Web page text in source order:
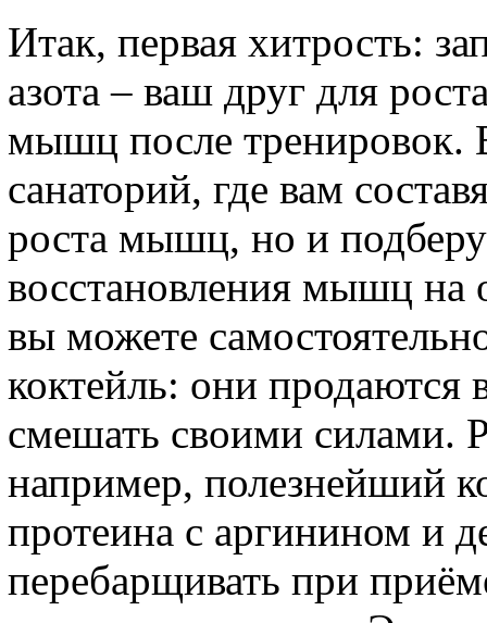
Итак, первая хитрость:
азота – ваш друг для
мышц после тренировок.
санаторий, где вам
роста мышц, но и
восстановления мышц на
вы можете
коктейль: они
смешать своими силами.
например, полезнейший
протеина с аргинином и
перебарщивать при